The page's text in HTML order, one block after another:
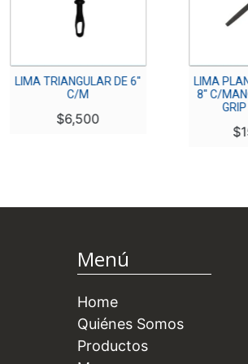
LIMA TRIANGULAR DE 6″
C/M
6,500
LIMA PLANA
8″ C/MANGO
GRIP
Menú
Home
Quiénes Somos
Productos